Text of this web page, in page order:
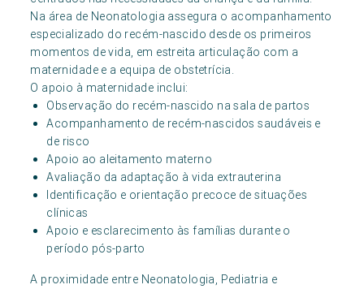
Na área de Neonatologia assegura o acompanhamento
especializado do recém-nascido desde os primeiros
momentos de vida, em estreita articulação com a
maternidade e a equipa de obstetrícia.
O apoio à maternidade inclui:
Observação do recém-nascido na sala de partos
Acompanhamento de recém-nascidos saudáveis e
de risco
Apoio ao aleitamento materno
Avaliação da adaptação à vida extrauterina
Identificação e orientação precoce de situações
clínicas
Apoio e esclarecimento às famílias durante o
período pós-parto
A proximidade entre Neonatologia, Pediatria e